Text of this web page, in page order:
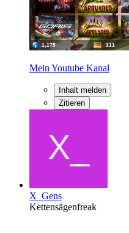
Mein Youtube Kanal
Inhalt melden
Zitieren
X_Gens
Kettensägenfreak